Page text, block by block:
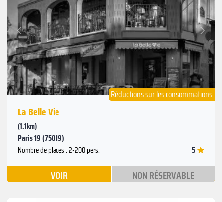
Précédent
Suivant
Réductions sur les consommations
La Belle Vie
(1.1km)
Paris 19 (75019)
Nombre de places : 2-200 pers. 5
VOIR NON RÉSERVABLE